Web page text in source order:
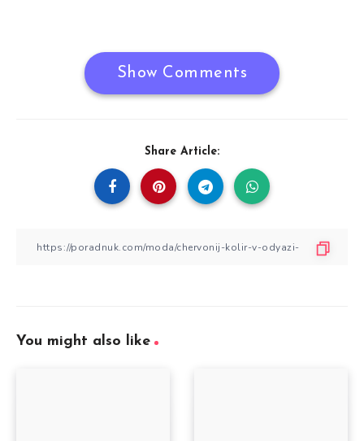
Show Comments
Share Article:
You might also like